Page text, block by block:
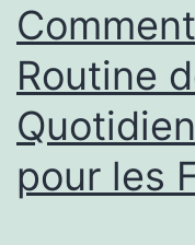
Routine
pour les